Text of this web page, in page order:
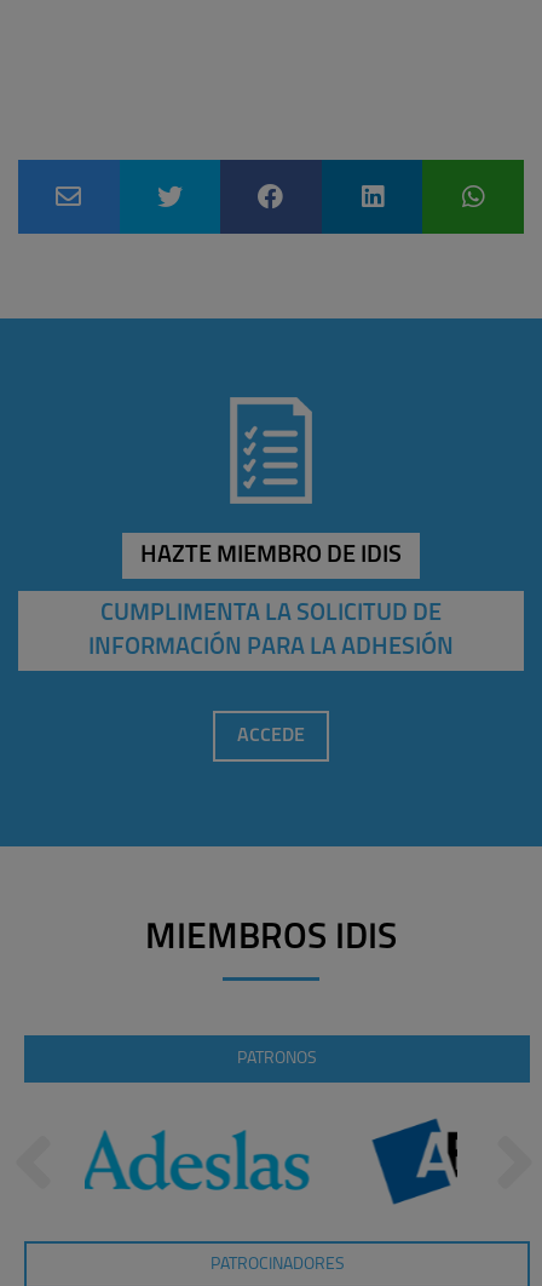
HAZTE MIEMBRO DE IDIS
CUMPLIMENTA LA SOLICITUD DE
INFORMACIÓN PARA LA ADHESIÓN
ACCEDE
MIEMBROS IDIS
PATRONOS
PATROCINADORES